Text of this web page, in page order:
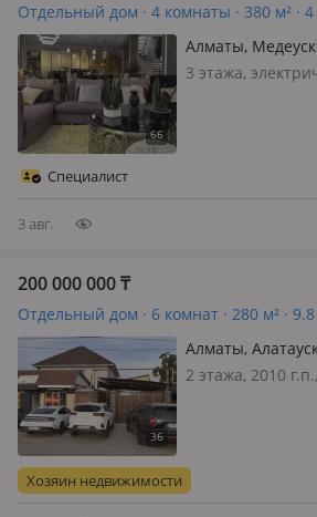
Отдельный дом · 4 комнаты · 380 м² · 4
Алматы,
123/3
3 этажа,
Специалист
3 авг.
200 000 000₸
Отдельный дом · 6 комнат · 280 м² · 9.8
Алматы,
137 — Баганалы
2 этажа, 2010
большой дом с
бизнесом в
Хозяин недвижимости